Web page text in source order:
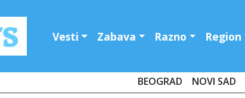
Vesti Zabava Razno Region
BEOGRAD NOVI SAD